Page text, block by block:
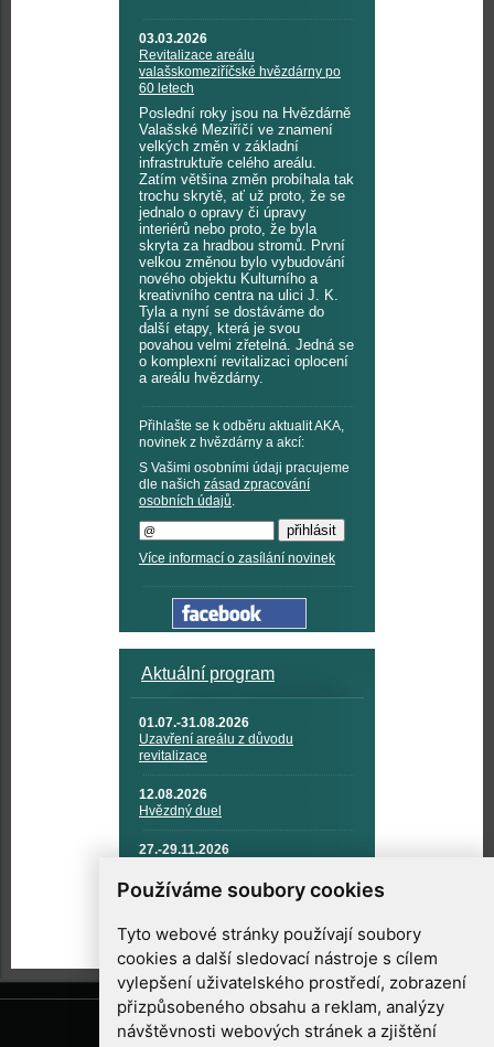
Používáme soubory cookies
Tyto webové stránky používají soubory
cookies a další sledovací nástroje s cílem
vylepšení uživatelského prostředí, zobrazení
přizpůsobeného obsahu a reklam, analýzy
návštěvnosti webových stránek a zjištění
03.03.2026
Revitalizace areálu
valašskomeziříčské hvězdárny po
60 letech
Poslední roky jsou na Hvězdárně
Valašské Meziříčí ve znamení
velkých změn v základní
infrastruktuře celého areálu.
Zatím většina změn probíhala tak
trochu skrytě, ať už proto, že se
jednalo o opravy či úpravy
interiérů nebo proto, že byla
skryta za hradbou stromů. První
velkou změnou bylo vybudování
nového objektu Kulturního a
kreativního centra na ulici J. K.
Tyla a nyní se dostáváme do
další etapy, která je svou
povahou velmi zřetelná. Jedná se
o komplexní revitalizaci oplocení
a areálu hvězdárny.
Přihlašte se k odběru aktualit AKA,
novinek z hvězdárny a akcí:
S Vašimi osobními údaji pracujeme
dle našich zásad zpracování
osobních údajů
Více informací o zasílání novinek
Aktuální program
01.07.-31.08.2026
Uzavření areálu z důvodu
revitalizace
12.08.2026
Hvězdný duel
27.-29.11.2026
TECHNIKA A KOSMICKÉ
TECHNOLOGIE